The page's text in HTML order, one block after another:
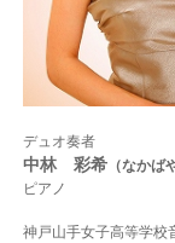
デュオ奏者
中林 彩希（なかば
ピアノ
神戸山手女子高等学校